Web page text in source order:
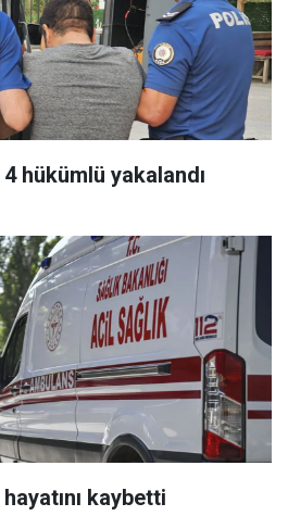
hükümlü yakalandı
kaybetti